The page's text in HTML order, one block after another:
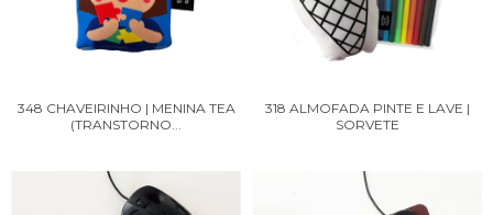
348 CHAVEIRINHO | MENINA TEA
(TRANSTORNO...
318 ALMOFADA PINTE E LAVE |
SORVETE